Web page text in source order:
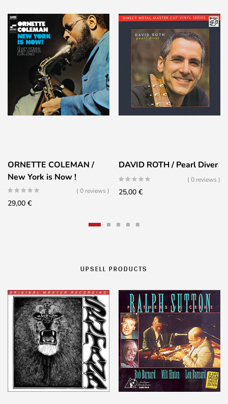
ORNETTE COLEMAN /
New York is Now !
( 0 reviews )
29,00 €
DAVID ROTH / Pearl Diver
( 0 reviews )
25,00 €
UPSELL PRODUCTS